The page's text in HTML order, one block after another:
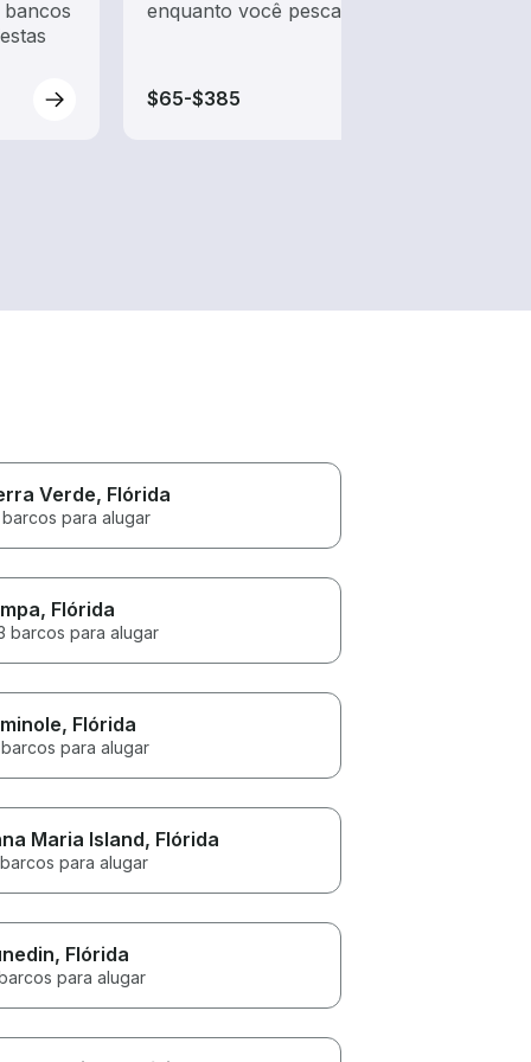
bancos
enquanto você pesca
$65-$385
Verde, Flórida
para alugar
, Flórida
barcos para alugar
, Flórida
para alugar
Maria Island, Flórida
para alugar
, Flórida
para alugar